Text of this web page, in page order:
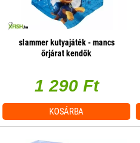
slammer kutyajáték - mancs
őrjárat kendők
1 290 Ft
KOSÁRBA